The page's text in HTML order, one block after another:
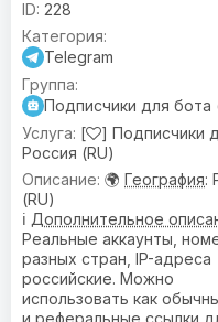
228
Telegram
Подписчики для бота
[
] Подписчики
Россия (RU)
🌍 География:
(RU)
ℹ️ Дополнительное
Реальные аккаунты,
разных стран, IP-адреса
российские. Можно
использовать как
и реферальные ссылки